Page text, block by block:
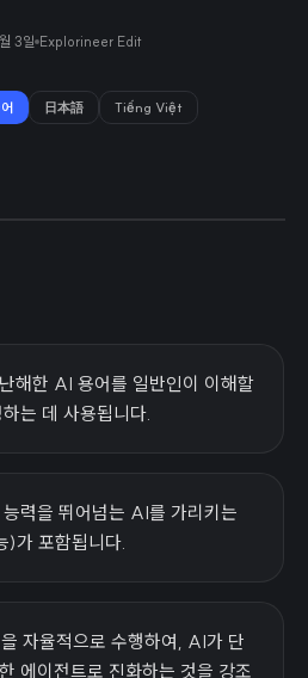
3일 Explorineer Edit
日本語 Tiếng Việt
해한 AI 용어를 일반인이 이해할
는 데 사용됩니다.
력을 뛰어넘는 AI를 가리키는
)가 포함됩니다.
자율적으로 수행하여, AI가 단
에이전트로 진화하는 것을 강조